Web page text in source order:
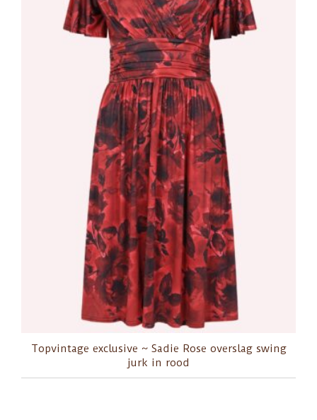
Topvintage exclusive ~ Sadie Rose overslag swing
jurk in rood